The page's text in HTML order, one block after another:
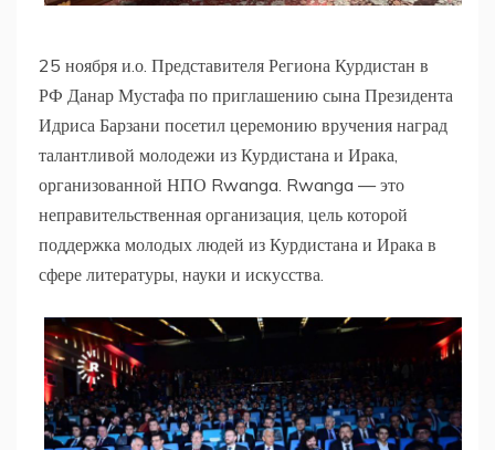
25 ноября и.о. Представителя Региона Курдистан в
РФ Данар Мустафа по приглашению сына Президента
Идриса Барзани посетил церемонию вручения наград
талантливой молодежи из Курдистана и Ирака,
организованной НПО Rwanga. Rwanga — это
неправительственная организация, цель которой
поддержка молодых людей из Курдистана и Ирака в
сфере литературы, науки и искусства.